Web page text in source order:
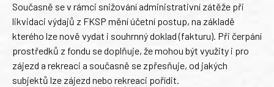
Současně se v rámci snižování administrativní zátěže při
likvidaci výdajů z FKSP mění účetní postup, na základě
kterého lze nově vydat i souhrnný doklad (fakturu). Při čerpání
prostředků z fondu se doplňuje, že mohou být využity i pro
zájezd a rekreaci a současně se zpřesňuje, od jakých
subjektů lze zájezd nebo rekreaci pořídit.